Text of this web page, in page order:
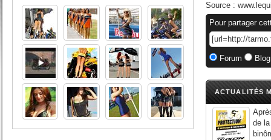
Source :
Pour partager
Forum
ACTUALITÉS
de